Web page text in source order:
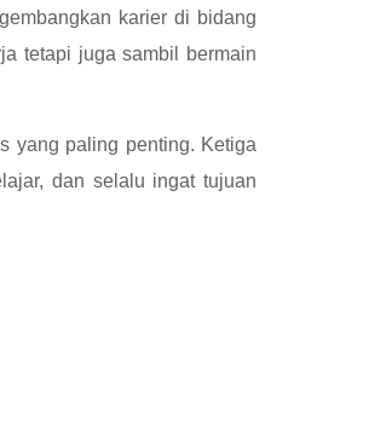
karier di bidang
tetapi juga sambil bermain
yang paling penting. Ketiga
dan selalu ingat tujuan